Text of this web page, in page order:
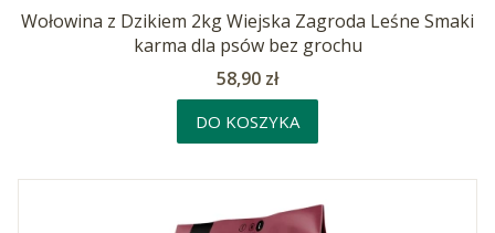
Wołowina z Dzikiem 2kg Wiejska Zagroda Leśne Smaki
karma dla psów bez grochu
Cena
58,90 zł
DO KOSZYKA